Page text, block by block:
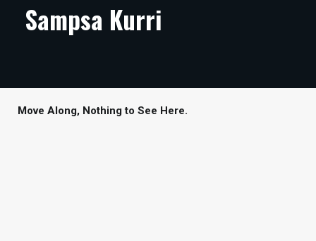
ARTIKKELIT
TECHBBS
Sampsa Kurri
Move Along, Nothing to See Here.